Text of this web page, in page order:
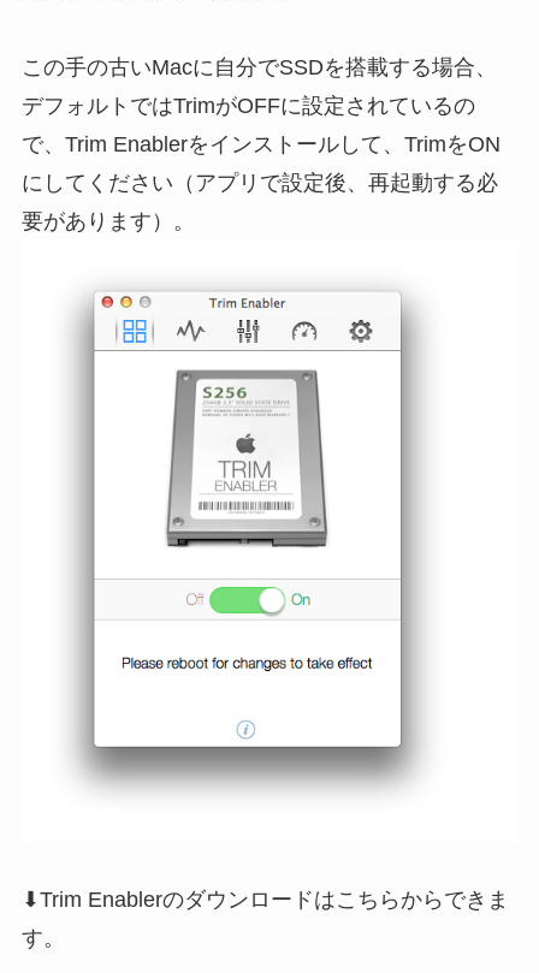
この手の古いMacに自分でSSDを搭載する場合、
デフォルトではTrimがOFFに設定されているの
で、Trim Enablerをインストールして、TrimをON
にしてください（アプリで設定後、再起動する必
要があります）。
⬇Trim Enablerのダウンロードはこちらからできま
す。